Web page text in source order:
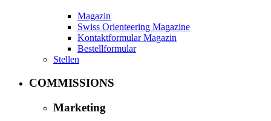
Magazin
Swiss Orienteering Magazine
Kontaktformular Magazin
Bestellformular
Stellen
COMMISSIONS
Marketing